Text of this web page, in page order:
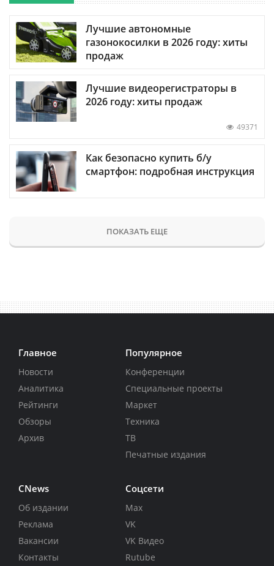
Лучшие автономные
газонокосилки в 2026 году: хиты
продаж
Лучшие видеорегистраторы в
2026 году: хиты продаж
49371
Как безопасно купить б/у
смартфон: подробная инструкция
ПОКАЗАТЬ ЕЩЕ
Главное
Новости
Аналитика
Рейтинги
Обзоры
Архив
Популярное
Конференции
Специальные проекты
Маркет
Техника
ТВ
Печатные издания
CNews
Об издании
Реклама
Вакансии
Контакты
Соцсети
Max
VK
VK Видео
Rutube